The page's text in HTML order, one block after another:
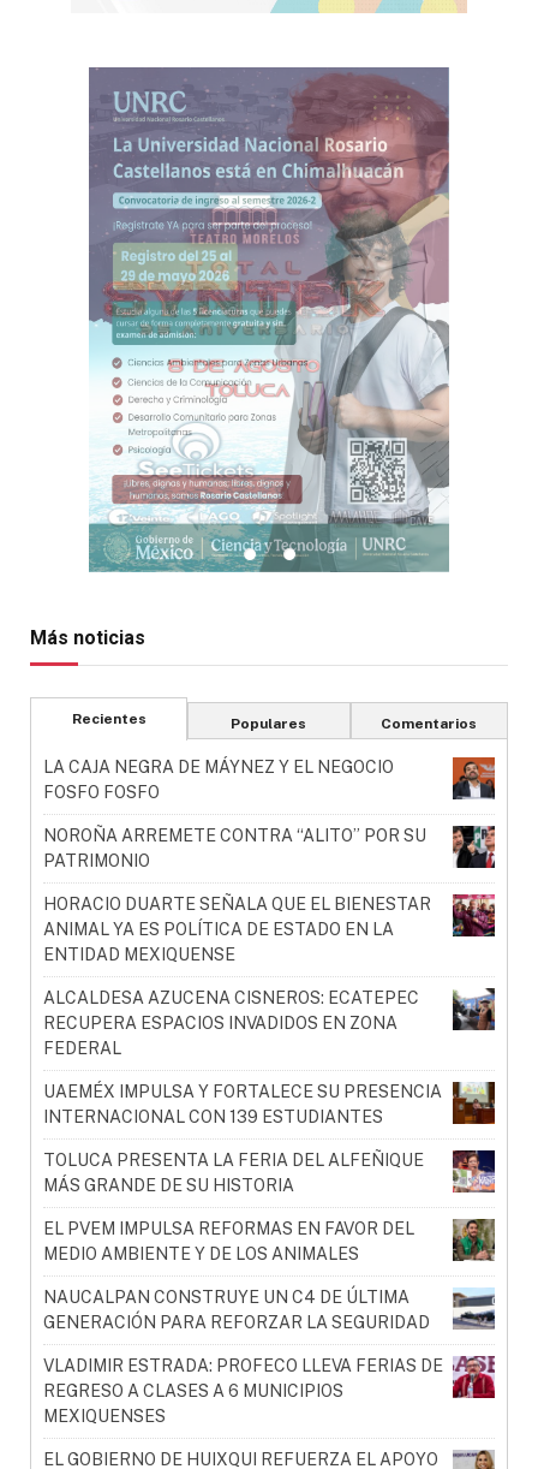
Más noticias
Recientes Populares Comentarios
LA CAJA NEGRA DE MÁYNEZ Y EL NEGOCIO
FOSFO FOSFO
NOROÑA ARREMETE CONTRA “ALITO” POR SU
PATRIMONIO
HORACIO DUARTE SEÑALA QUE EL BIENESTAR
ANIMAL YA ES POLÍTICA DE ESTADO EN LA
ENTIDAD MEXIQUENSE
ALCALDESA AZUCENA CISNEROS: ECATEPEC
RECUPERA ESPACIOS INVADIDOS EN ZONA
FEDERAL
UAEMÉX IMPULSA Y FORTALECE SU PRESENCIA
INTERNACIONAL CON 139 ESTUDIANTES
TOLUCA PRESENTA LA FERIA DEL ALFEÑIQUE
MÁS GRANDE DE SU HISTORIA
EL PVEM IMPULSA REFORMAS EN FAVOR DEL
MEDIO AMBIENTE Y DE LOS ANIMALES
NAUCALPAN CONSTRUYE UN C4 DE ÚLTIMA
GENERACIÓN PARA REFORZAR LA SEGURIDAD
VLADIMIR ESTRADA: PROFECO LLEVA FERIAS DE
REGRESO A CLASES A 6 MUNICIPIOS
MEXIQUENSES
EL GOBIERNO DE HUIXQUI REFUERZA EL APOYO